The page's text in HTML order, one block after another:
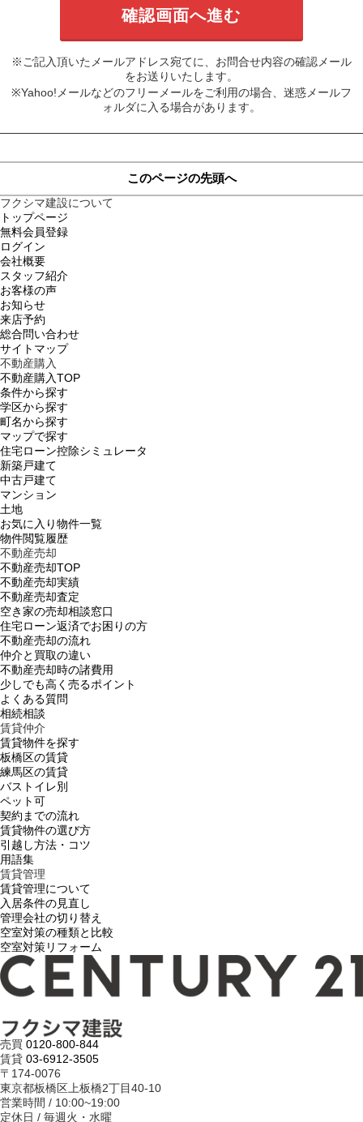
※ご記入頂いたメールアドレス宛てに、お問合せ内容の確認メール
をお送りいたします。
※Yahoo!メールなどのフリーメールをご利用の場合、迷惑メールフ
ォルダに入る場合があります。
このページの先頭へ
フクシマ建設について
トップページ
無料会員登録
ログイン
会社概要
スタッフ紹介
お客様の声
お知らせ
来店予約
総合問い合わせ
サイトマップ
不動産購入
不動産購入TOP
条件から探す
学区から探す
町名から探す
マップで探す
住宅ローン控除シミュレータ
新築戸建て
中古戸建て
マンション
土地
お気に入り物件一覧
物件閲覧履歴
不動産売却
不動産売却TOP
不動産売却実績
不動産売却査定
空き家の売却相談窓口
住宅ローン返済でお困りの方
不動産売却の流れ
仲介と買取の違い
不動産売却時の諸費用
少しでも高く売るポイント
よくある質問
相続相談
賃貸仲介
賃貸物件を探す
板橋区の賃貸
練馬区の賃貸
バストイレ別
ペット可
契約までの流れ
賃貸物件の選び方
引越し方法・コツ
用語集
賃貸管理
賃貸管理について
入居条件の見直し
管理会社の切り替え
空室対策の種類と比較
空室対策リフォーム
売買 0120-800-844
賃貸 03-6912-3505
〒174-0076
東京都板橋区上板橋2丁目40-10
営業時間 / 10:00~19:00
定休日 / 毎週火・水曜